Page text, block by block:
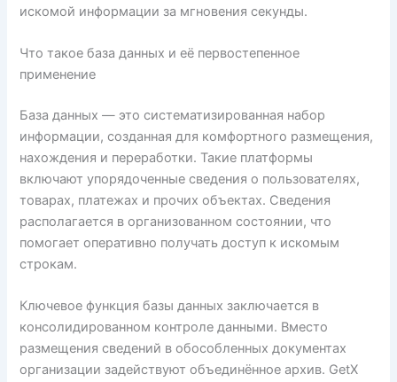
искомой информации за мгновения секунды.
Что такое база данных и её первостепенное
применение
База данных — это систематизированная набор
информации, созданная для комфортного размещения,
нахождения и переработки. Такие платформы
включают упорядоченные сведения о пользователях,
товарах, платежах и прочих объектах. Сведения
располагается в организованном состоянии, что
помогает оперативно получать доступ к искомым
строкам.
Ключевое функция базы данных заключается в
консолидированном контроле данными. Вместо
размещения сведений в обособленных документах
организации задействуют объединённое архив. GetX